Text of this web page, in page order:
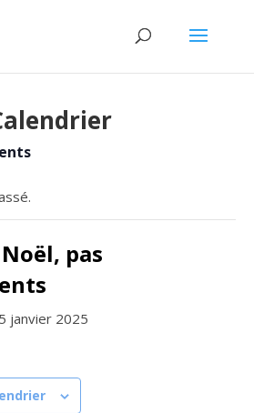
pas
5 janvier 2025